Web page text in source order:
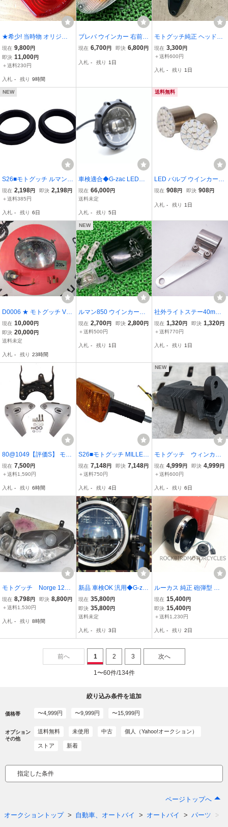
★希少! 当時物 オリジナ
ル!!★ CEV 104 テールラ
ンプ ブレーキ レンズ モ
トグッチ モト・モリーニ
sarino DUCATI
現在 9,800円
即決 11,000円
＋送料230円
入札 - 残り 9時間
ブレバ ウインカー 右前/
左後 4291 モトグッチ 純
A750 割れ欠け無し 品薄
現在 6,700円 即決 6,800円
入札 - 残り 1日
モトグッチ純正 ヘッドラ
イトステー右 GU01496
130 黒
現在 3,300円
＋送料600円
入札 - 残り 1日
NEW
S26■モトグッチ ルマン8
50 ヘッドライトステー用
ラバー 35ｍｍ用 MOTO G
現在 2,198円 即決 2,198円
＋送料385円
入札 - 残り 6日
車検適合◆G-zac LEDヘ
ッドライト 重575式◆ 検
イモラ ルマン V7 ラフ カ
ラー ジーザック
現在 66,000円
送料未定
入札 - 残り 5日
送料無料
LED バルブ ウインカー 1
2V ★2X-0001 45604549
現在 908円 即決 908円
入札 - 残り 1日
D0006 ★ モトグッチ V11
BREVA750 ヘッドライト
assy用 中古★
現在 10,000円
即決 20,000円
送料未定
入札 - 残り 23時間
NEW
ルマン850 ウインカーベ
ース 片側 モトグッチ 純
正 中古 バイク 部品 当時
ブ 割れ欠け無し 車検 Gen
現在 2,700円 即決 2,800円
＋送料500円
入札 - 残り 1日
社外ライトステー40mm
内径1点のみ 同系組み換
えや加工に モトグッチ ド
現在 1,320円 即決 1,320円
＋送料770円
入札 - 残り 1日
80@1049【評価S】 モト
グッツイ 純正 ブレヴァ 1
100 実動 ヘッドライト メ
055786317 055786307 B
現在 7,500円
＋送料1,590円
入札 - 残り 6時間
S26■モトグッチ MILLE G
T リア ウインカー メッキ
タイプ リプロ品 Moto GU
3
現在 7,148円 即決 7,148円
＋送料750円
入札 - 残り 4日
NEW
モトグッチ ウィンカー
ステー リプロ ルマン1
000、ルマン５、ミレＧ
タルガ等 ドカティ②
現在 4,999円 即決 4,999円
＋送料600円
入札 - 残り 6日
モトグッチ Norge 1200
GT◆ヘッドライト◆ZGU
LPH0197M112
現在 8,798円 即決 8,800円
＋送料1,530円
入札 - 残り 8時間
新品 車検OK 汎用◆G-zac
5.75インチ LEDヘッドラ
イト レンズユニット フロ
ストセイバー◆ 検 カフェ
ンブラー
現在 35,800円
即決 35,800円
送料未定
入札 - 残り 3日
ルーカス 純正 砲弾型 ヘ
ッドライトケース 7イン
チ「LUCAS」ロゴ入り /
つや消し ブラック 英国ベ
現在 15,400円
即決 15,400円
＋送料1,230円
入札 - 残り 2日
前へ 1 2 3 次へ
1〜60件/134件
絞り込み条件を追加
価格帯 〜4,999円 〜9,999円 〜15,999円
オプション
その他
送料無料 未使用 中古 個人（Yahoo!オークション）
ストア 新着
指定した条件
ページトップへ
オークショントップ 自動車、オートバイ オートバイ パーツ